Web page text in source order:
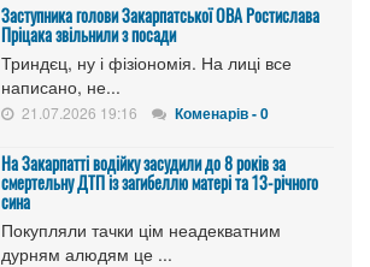
Заступника голови Закарпатської ОВА Ростислава
Пріцака звільнили з посади
Триндєц, ну і фізіономія. На лиці все
написано, не...
21.07.2026 19:16 Коменарів - 0
На Закарпатті водійку засудили до 8 років за
смертельну ДТП із загибеллю матері та 13-річного
сина
Покупляли тачки цім неадекватним
дурням алюдям це ...